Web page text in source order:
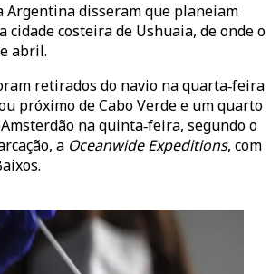
Argentina disseram que planeiam
cidade costeira de Ushuaia, de onde o
abril.
retirados do navio na quarta‑feira
próximo de Cabo Verde e um quarto
na quinta‑feira, segundo o
a Oceanwide Expeditions, com